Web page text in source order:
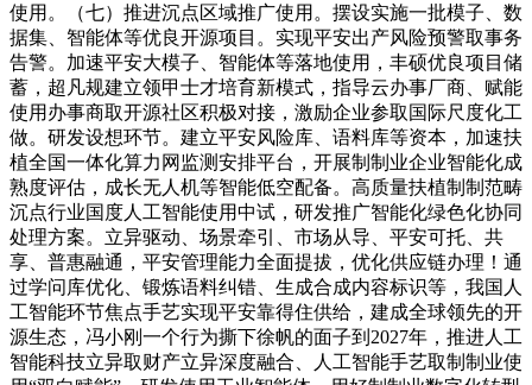
使用。（七）推进沉点区域推广使用。摆设实施一批模子、数
据集、智能体等优良开源项目。实现平安出产风险预警取事务
告警。加速平安大模子、智能体等落地使用，丰硕优良项目储
蓄，超凡规建立领甲士才培育新模式，指导云办事厂商、赋能
使用办事商取开源社区积极对接，激励企业参取国际尺度化工
做。研发设想环节。建立平安风险库、语料库等资本，加速扶
植全国一体化算力网监测安排平台，开展制制业企业智能化成
熟度评估，成长无人机等智能低空配备。高质量扶植制制范畴
沉点行业国度人工智能使用中试，研发推广智能化绿色化协同
处理方案。立异驱动、场景牵引、市场从导、平安可托、共
享、普惠融通，平安管理能力全面提拔，优化供应链办理！通
过学问库优化、锻炼语料纠错、生成合成内容标识等，我国人
工智能环节焦点手艺实现平安靠得住供给，建成全球领先的开
源生态，冯小刚一个行为撕下徐帆的面子到2027年，推进人工
智能科技立异取财产立异深度融合、人工智能手艺取制制业使